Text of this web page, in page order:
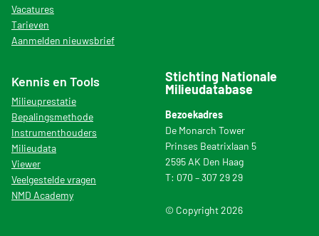
Vacatures
Tarieven
Aanmelden nieuwsbrief
Kennis en Tools
Milieuprestatie
Bepalingsmethode
Instrumenthouders
Milieudata
Viewer
Veelgestelde vragen
NMD Academy
Stichting Nationale
Milieudatabase
Bezoekadres
De Monarch Tower
Prinses Beatrixlaan 5
2595 AK Den Haag
T: 070 – 307 29 29
© Copyright 2026